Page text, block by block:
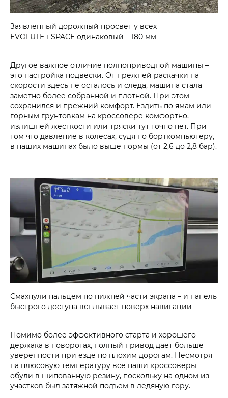
Заявленный дорожный просвет у всех
EVOLUTE i‑SPACE одинаковый – 180 мм
Другое важное отличие полноприводной машины –
это настройка подвески. От прежней раскачки на
скорости здесь не осталось и следа, машина стала
заметно более собранной и плотной. При этом
сохранился и прежний комфорт. Ездить по ямам или
горным грунтовкам на кроссовере комфортно,
излишней жесткости или тряски тут точно нет. При
том что давление в колесах, судя по борткомпьютеру,
в наших машинах было выше нормы (от 2,6 до 2,8 бар).
Смахнули пальцем по нижней части экрана – и панель
быстрого доступа всплывает поверх навигации
Помимо более эффективного старта и хорошего
держака в поворотах, полный привод дает больше
уверенности при езде по плохим дорогам. Несмотря
на плюсовую температуру все наши кроссоверы
обули в шипованную резину, поскольку на одном из
участков был затяжной подъем в ледяную гору.